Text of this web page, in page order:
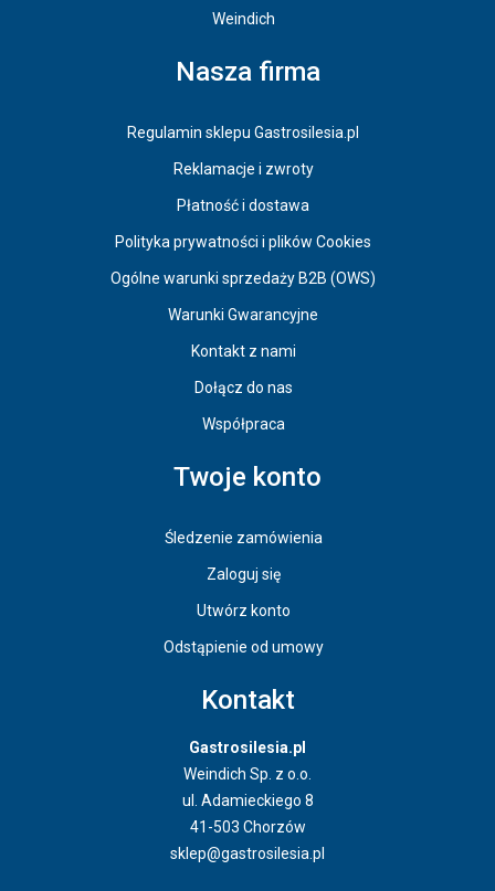
Weindich
Nasza firma
Regulamin sklepu Gastrosilesia.pl
Reklamacje i zwroty
Płatność i dostawa
Polityka prywatności i plików Cookies
Ogólne warunki sprzedaży B2B (OWS)
Warunki Gwarancyjne
Kontakt z nami
Dołącz do nas
Współpraca
Twoje konto
Śledzenie zamówienia
Zaloguj się
Utwórz konto
Odstąpienie od umowy
Kontakt
Gastrosilesia.pl
Weindich Sp. z o.o.
ul. Adamieckiego 8
41-503 Chorzów
sklep@gastrosilesia.pl